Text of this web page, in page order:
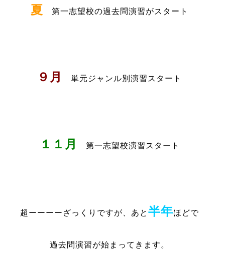
夏 第一志望校の過去問演習がスタート
９月 単元ジャンル別演習スタート
１１月 第一志望校演習スタート
超ーーーーざっくりですが、あと半年ほどで
過去問演習が始まってきます。